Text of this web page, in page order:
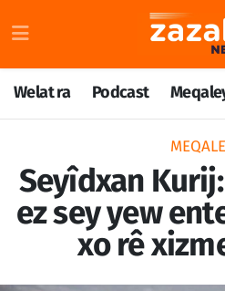
Welat ra Podcast
Seyîdxan
ez sey yew
xo rê
Welat ra
Podcast
Meqaleyî
Huner
Dinya
Nöbetçi Eczaneler
Hava Durumu
Namaz Vakitleri
Trafik Durumu
Süper Lig Puan Durumu